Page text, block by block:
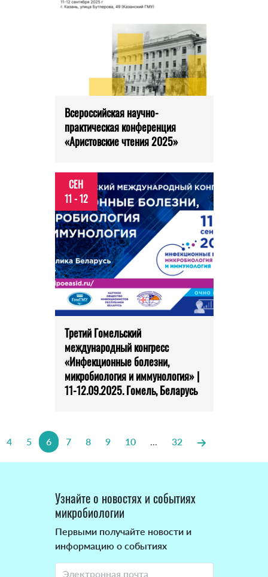
Всероссийская научно-
практическая конференция
«Аристовские чтения 2025»
СЕН
11 - 12
Третий Гомельский
международный конгресс
«Инфекционные болезни,
микробиология и иммунология» |
11-12.09.2025. Гомель, Беларусь
4 5 6 7 8 9 10 ... 32
Узнайте о новостях и событиях
микробиологии
Первыми получайте новости и
информацию о событиях